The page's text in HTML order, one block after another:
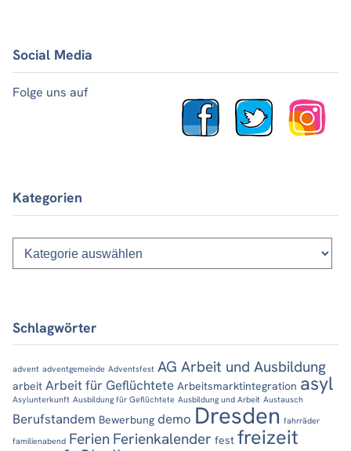
Social Media
Folge uns auf
Kategorien
Kategorien
Schlagwörter
advent adventgemeinde Adventsfest AG Arbeit und Ausbildung
arbeit Arbeit für Geflüchtete Arbeitsmarktintegration asyl
Asylunterkunft Ausbildung für Geflüchtete Ausbildung und Arbeit Austausch
Berufstandem Bewerbung demo Dresden fahrräder
familienabend Ferien Ferienkalender fest freizeit